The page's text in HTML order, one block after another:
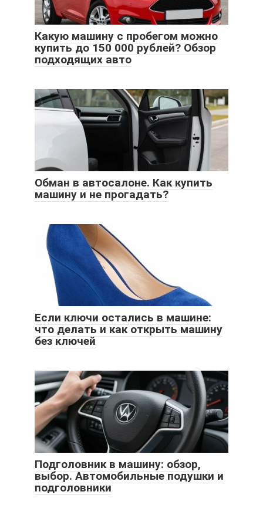
Какую машину с пробегом можно
купить до 150 000 рублей? Обзор
подходящих авто
Обман в автосалоне. Как купить
машину и не прогадать?
Если ключи остались в машине:
что делать и как открыть машину
без ключей
Подголовник в машину: обзор,
выбор. Автомобильные подушки и
подголовники